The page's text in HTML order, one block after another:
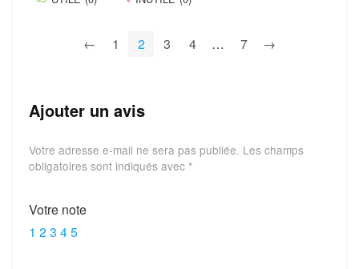
← 1 2 3 4 … 7 →
Ajouter un avis
Votre adresse e-mail ne sera pas publiée. Les champs
obligatoires sont indiqués avec *
Votre note
1 23 45